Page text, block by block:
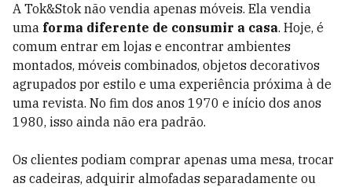
A Tok&Stok não vendia apenas móveis. Ela vendia
uma forma diferente de consumir a casa. Hoje, é
comum entrar em lojas e encontrar ambientes
montados, móveis combinados, objetos decorativos
agrupados por estilo e uma experiência próxima à de
uma revista. No fim dos anos 1970 e início dos anos
1980, isso ainda não era padrão.
Os clientes podiam comprar apenas uma mesa, trocar
as cadeiras, adquirir almofadas separadamente ou